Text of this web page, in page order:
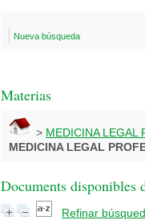
Nueva búsqueda
Materias
> MEDICINA LEGAL
MEDICINA LEGAL
Documents disponibles
Refinar